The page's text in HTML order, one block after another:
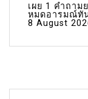
เผย 1 คำถา
หมดอารมณ์ทั
8 August